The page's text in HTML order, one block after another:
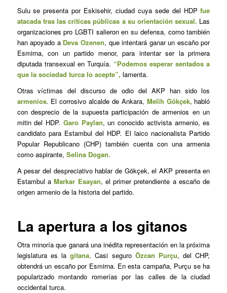
Sulu se presenta por Eskisehir, ciudad cuya sede del HDPfue
atacada tras las críticas públicas a su orientación sexual. Las
organizaciones pro LGBTI salieron en su defensa, como también
han apoyado aDeva Ozenen, que intentará ganar un escaño por
Esmirna, con un partido menor, para intentar ser la primera
diputada transexual en Turquía. “Podemos esperar sentados a
que la sociedad turca lo acepte”, lamenta.
Otras víctimas del discurso de odio del AKP han sido los
armenios. El corrosivo alcalde de Ankara, Melih Gökçek, habló
con desprecio de la supuesta participación de armenios en un
mitin del HDP. Garo Paylan, un conocido activista armenio, es
candidato para Estambul del HDP. El laico nacionalista Partido
Popular Republicano (CHP) también cuenta con una armenia
como aspirante, Selina Dogan.
A pesar del despreciativo hablar de Gökçek, el AKP presenta en
Estambul aMarkar Esayan, el primer pretendiente a escaño de
origen armenio de la historia del partido.
La apertura a los gitanos
Otra minoría que ganará una inédita representación en la próxima
legislatura es lagitana. Casi seguroÖzcan Purçu, del CHP,
obtendrá un escaño por Esmirna. En esta campaña, Purçu se ha
popularizado montando romerías por las calles de la ciudad
occidental turca.